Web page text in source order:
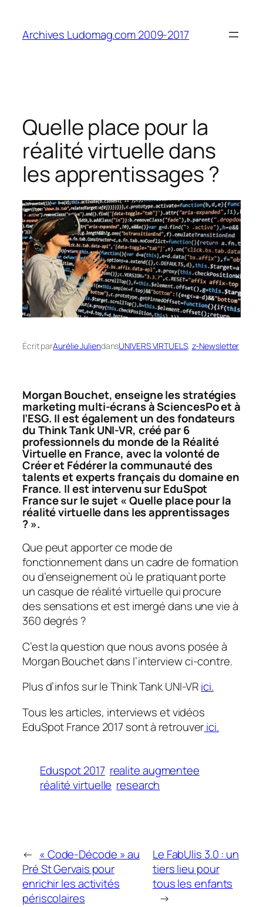
contenu
Archives Ludomag.com 2009-2017
Quelle place pour la
réalité virtuelle dans
les apprentissages ?
Écrit parAurélie JuliendansUNIVERS VIRTUELS, z-Newsletter
Morgan Bouchet, enseigne les stratégies
marketing multi-écrans à SciencesPo et à
l’ESG. Il est également un des fondateurs
du Think Tank UNI-VR, créé par 6
professionnels du monde de la Réalité
Virtuelle en France, avec la volonté de
Créer et Fédérer la communauté des
talents et experts français du domaine en
France. Il est intervenu sur EduSpot
France sur le sujet « Quelle place pour la
réalité virtuelle dans les apprentissages
? ».
Que peut apporter ce mode de
fonctionnement dans un cadre de formation
ou d’enseignement où le pratiquant porte
un casque de réalité virtuelle qui procure
des sensations et est imergé dans une vie à
360 degrés ?
C’est la question que nous avons posée à
Morgan Bouchet dans l’interview ci-contre.
Plus d’infos sur le Think Tank UNI-VRici.
Tous les articles, interviews et vidéos
EduSpot France 2017 sont à retrouverici.
Eduspot 2017 realite augmentee
réalité virtuelle research
← « Code-Décode » au
Pré St Gervais pour
enrichir les activités
périscolaires
Le FabUlis 3.0 : un
tiers lieu pour
tous les enfants
→